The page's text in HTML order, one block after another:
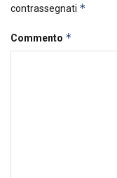
contrassegnati *
Commento *